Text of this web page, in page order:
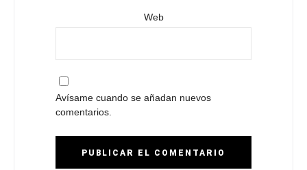
Web
Avísame cuando se añadan nuevos
comentarios.